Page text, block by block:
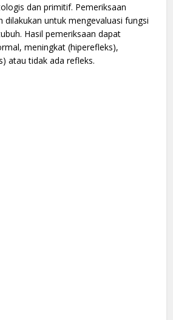
dan primitif. Pemeriksaan
dilakukan untuk mengevaluasi fungsi
Hasil pemeriksaan dapat
meningkat (hiperefleks),
atau tidak ada refleks.